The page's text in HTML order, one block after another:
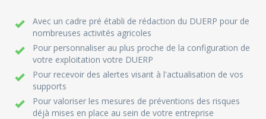
Avec un cadre pré établi de rédaction du DUERP pour de
nombreuses activités agricoles
Pour personnaliser au plus proche de la configuration de
votre exploitation votre DUERP
Pour recevoir des alertes visant à l'actualisation de vos
supports
Pour valoriser les mesures de préventions des risques
déjà mises en place au sein de votre entreprise